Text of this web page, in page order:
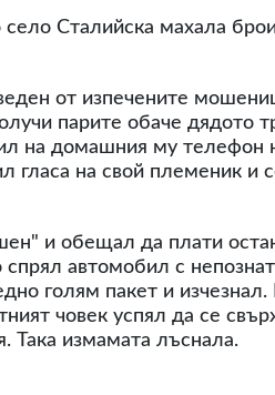
Сталийска махала
от изпечените
парите обаче дядото
на домашния му телефон
гласа на свой племеник и
и обещал да плати
спрял автомобил с
голям пакет и
човек успял да се
Така измамата лъснала.